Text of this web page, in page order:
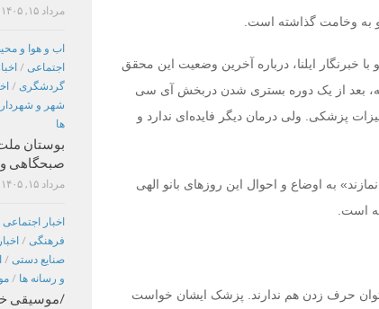
به وخامت گذاشته است.
بعد از یک دوره بستری شدن دربخش آی سی
پزشکی. ولی درمان دیگر فایده‌ای ندارد و
به اوضاع و احوال این روزهای بانو الهی
است.
حرف زدن هم ندارند. پزشک ایشان خواست
مرداد ۱۵, ۱۴۰۵
اب و هوا و
اجتماعی /
گردشگری /
شهر و
ها
بوستان
صبحگاهی
مرداد ۱۵, ۱۴۰۵
اخبار اجتماعی
فرهنگی /
صنایع دستی /
و رسانه ها /
/موسیقی